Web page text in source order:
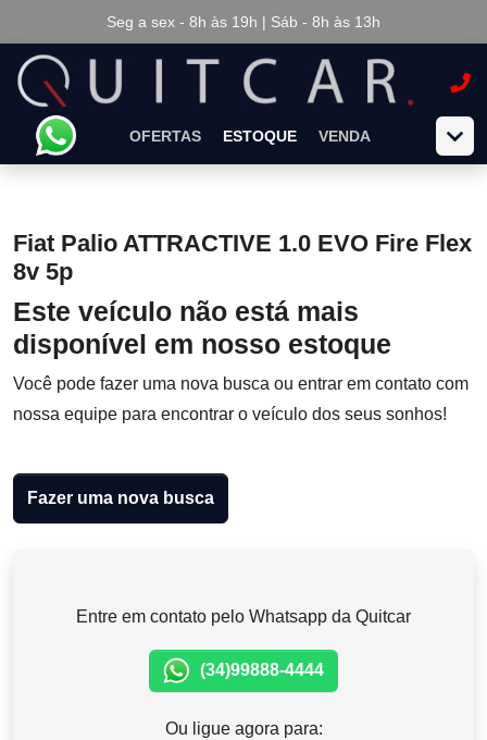
Seg a sex - 8h às 19h | Sáb - 8h às 13h
OFERTAS ESTOQUE VENDA
Fiat Palio ATTRACTIVE 1.0 EVO Fire Flex
8v 5p
Este veículo não está mais
disponível em nosso estoque
Você pode fazer uma nova busca ou entrar em contato com
nossa equipe para encontrar o veículo dos seus sonhos!
Fazer uma nova busca
Entre em contato pelo Whatsapp da Quitcar
(34)99888-4444
Ou ligue agora para: